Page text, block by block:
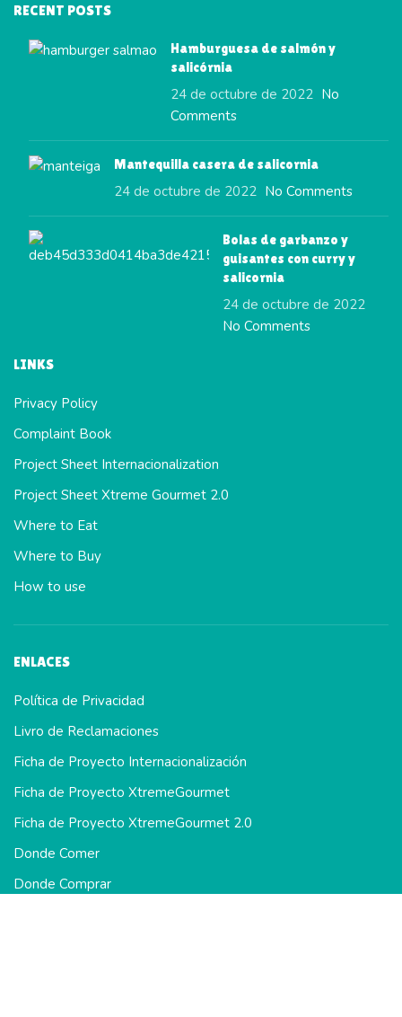
RECENT POSTS
Hamburguesa de salmón y
salicórnia
24 de octubre de 2022 No
Comments
Mantequilla casera de salicornia
24 de octubre de 2022 No Comments
Bolas de garbanzo y
guisantes con curry y
salicornia
24 de octubre de 2022
No Comments
LINKS
Privacy Policy
Complaint Book
Project Sheet Internacionalization
Project Sheet Xtreme Gourmet 2.0
Where to Eat
Where to Buy
How to use
ENLACES
Política de Privacidad
Livro de Reclamaciones
Ficha de Proyecto Internacionalización
Ficha de Proyecto XtremeGourmet
Ficha de Proyecto XtremeGourmet 2.0
Donde Comer
Donde Comprar